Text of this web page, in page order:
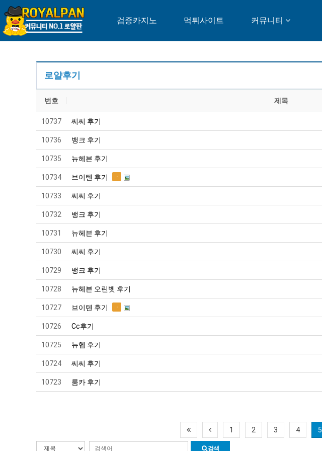
검증카지노 먹튀사이트 커뮤니티
로얄후기
번호 제목
10737 씨씨 후기
10736 뱅크 후기
10735 뉴헤븐 후기
10734 브이텐 후기
10733 씨씨 후기
10732 뱅크 후기
10731 뉴헤븐 후기
10730 씨씨 후기
10729 뱅크 후기
10728 뉴헤븐 오린벳 후기
10727 브이텐 후기
10726 Cc후기
10725 뉴헵 후기
10724 씨씨 후기
10723 룸카 후기
1 2 3 4 5
검색